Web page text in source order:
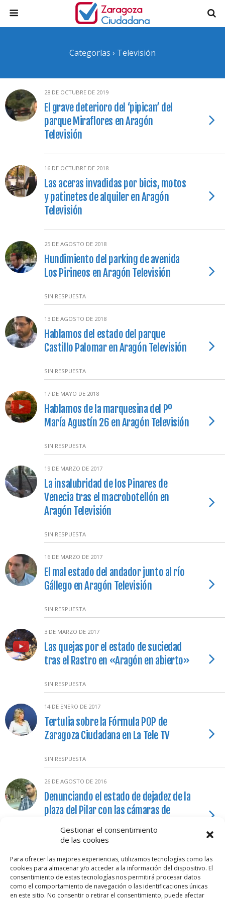
Gestionar el consentimiento
de las cookies
Para ofrecer las mejores experiencias, utilizamos tecnologías como las
cookies para almacenar y/o acceder a la información del dispositivo. El
consentimiento de estas tecnologías nos permitirá procesar datos
como el comportamiento de navegación o las identificaciones únicas
en este sitio. No consentir o retirar el consentimiento, puede afectar
Categorías › Televisión
28 DE OCTUBRE DE 2019
El grave deterioro del ‘pipican’ del
parque Miraflores en Aragón
Televisión
16 DE OCTUBRE DE 2018
Las aceras invadidas por bicis, motos
y patinetes de alquiler en Aragón
Televisión
25 DE AGOSTO DE 2018
Hundimiento del parking de avenida
Los Pirineos en Aragón Televisión
SIN RESPUESTA
13 DE AGOSTO DE 2018
Hablamos del estado del parque
Castillo Palomar en Aragón Televisión
SIN RESPUESTA
17 DE MAYO DE 2018
Hablamos de la marquesina del Pº
María Agustín 26 en Aragón Televisión
SIN RESPUESTA
19 DE MARZO DE 2017
La insalubridad de los Pinares de
Venecia tras el macrobotellón en
Aragón Televisión
SIN RESPUESTA
16 DE MARZO DE 2017
El mal estado del andador junto al río
Gállego en Aragón Televisión
SIN RESPUESTA
3 DE MARZO DE 2017
Las quejas por el estado de suciedad
tras el Rastro en «Aragón en abierto»
SIN RESPUESTA
14 DE ENERO DE 2017
Tertulia sobre la Fórmula POP de
Zaragoza Ciudadana en La Tele TV
SIN RESPUESTA
26 DE AGOSTO DE 2016
Denunciando el estado de dejadez de la
plaza del Pilar con las cámaras de
Cargar Más De Esta Categoría…